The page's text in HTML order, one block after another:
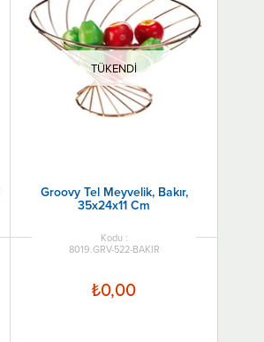
TÜKENDI
Groovy Tel Meyvelik, Bakır,
35x24x11 Cm
8019.GRV-522-BAKIR
₺0,00